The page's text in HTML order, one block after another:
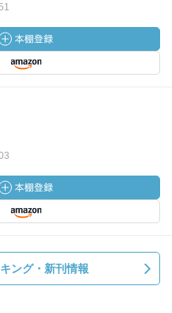
ング・新刊情報